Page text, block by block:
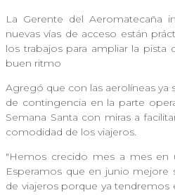
La Gerente del Aeromatecaña
nuevas vías de acceso están
los trabajos para ampliar la pista
buen ritmo
Agregó que con las aerolíneas ya
de contingencia en la parte
Semana Santa con miras a
comodidad de los viajeros.
"Hemos crecido mes a mes en
Esperamos que en junio mejore
de viajeros porque ya tendremos